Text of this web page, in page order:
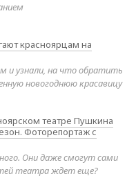
красноярцам на
и узнали, на что обратить
новогоднюю красавицу
театре Пушкина
Фоторепортаж с
Они даже смогут сами
театра ждет еще?